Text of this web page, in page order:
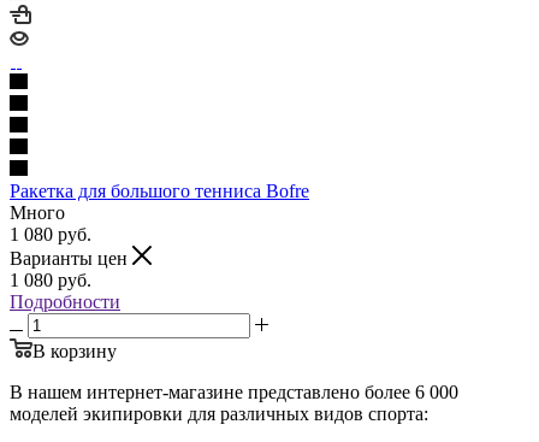
Ракетка для большого тенниса Bofre
Много
1 080 руб.
Варианты цен
1 080 руб.
Подробности
В корзину
В нашем интернет-магазине представлено более 6 000
моделей экипировки для различных видов спорта: